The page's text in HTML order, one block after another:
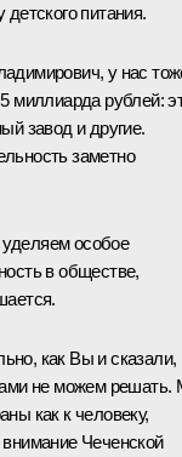
питания.
у нас
миллиарда рублей:
завод и другие.
заметно
особое
в обществе,
как Вы и сказали,
не можем
как к человеку,
Чеченской